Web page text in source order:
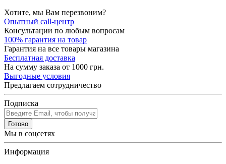
Хотите, мы Вам перезвоним?
Опытный call-центр
Консультации по любым вопросам
100% гарантия на товар
Гарантия на все товары магазина
Бесплатная доставка
На сумму заказа от 1000 грн.
Выгодные условия
Предлагаем сотрудничество
Подписка
Готово
Мы в соцсетях
Информация